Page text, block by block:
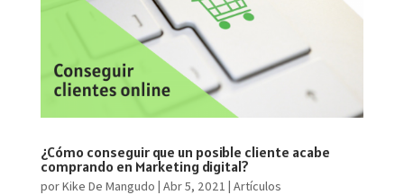
¿Cómo conseguir que un posible cliente acabe
comprando en Marketing digital?
porKike De Mangudo | Abr 5, 2021 | Artículos